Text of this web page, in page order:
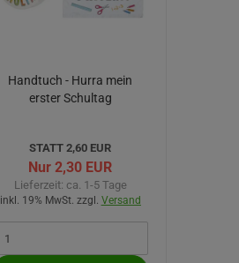
Handtuch - Hurra mein
erster Schultag
STATT 2,60 EUR
Nur 2,30 EUR
Lieferzeit: ca. 1-5 Tage
inkl. 19% MwSt. zzgl. Versand